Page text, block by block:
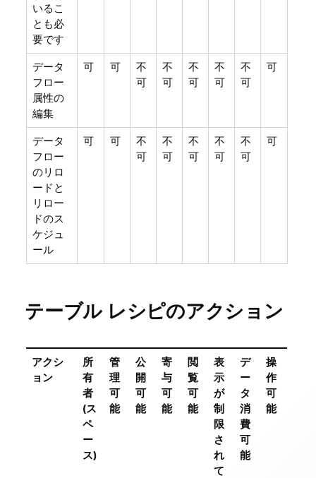
いるこ
とも必
要です
データ
フロー
属性の
編集
可 可
不
可
不
可
不
可
不
可
不
可
可
データ
フロー
のリロ
ードと
リロー
ドのス
ケジュ
ール
可 可
不
可
不
可
不
可
不
可
不
可
可
テーブル レシピのアクション
アクシ
ョン
所
有
者
(ス
ペ
ー
ス)
管
理
可
能
公
開
可
能
寄
与
可
能
閲
覧
可
能
表
示
が
制
限
さ
れ
て
デ
ー
タ
消
費
可
能
操
作
可
能